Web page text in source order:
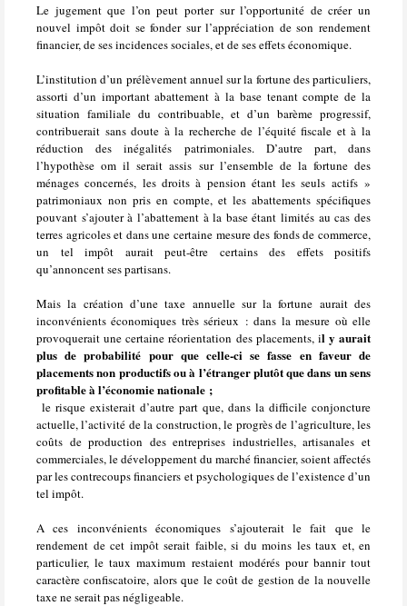
Le jugement que l’on peut porter sur l’opportunité de créer un
nouvel impôt doit se fonder sur l’appréciation de son rendement
financier, de ses incidences sociales, et de ses effets économique.
L’institution d’un prélèvement annuel sur la fortune des particuliers,
assorti d’un important abattement à la base tenant compte de la
situation familiale du contribuable, et d’un barème progressif,
contribuerait sans doute à la recherche de l’équité fiscale et à la
réduction des inégalités patrimoniales. D’autre part, dans
l’hypothèse om il serait assis sur l’ensemble de la fortune des
ménages concernés, les droits à pension étant les seuls actifs »
patrimoniaux non pris en compte, et les abattements spécifiques
pouvant s’ajouter à l’abattement à la base étant limités au cas des
terres agricoles et dans une certaine mesure des fonds de commerce,
un tel impôt aurait peut-être certains des effets positifs
qu’annoncent ses partisans.
Mais la création d’une taxe annuelle sur la fortune aurait des
inconvénients économiques très sérieux : dans la mesure où elle
provoquerait une certaine réorientation des placements, il y aurait
plus de probabilité pour que celle-ci se fasse en faveur de
placements non productifs ou à l’étranger plutôt que dans un sens
profitable à l’économie nationale ;
le risque existerait d’autre part que, dans la difficile conjoncture
actuelle, l’activité de la construction, le progrès de l’agriculture, les
coûts de production des entreprises industrielles, artisanales et
commerciales, le développement du marché financier, soient affectés
par les contrecoups financiers et psychologiques de l’existence d’un
tel impôt.
A ces inconvénients économiques s’ajouterait le fait que le
rendement de cet impôt serait faible, si du moins les taux et, en
particulier, le taux maximum restaient modérés pour bannir tout
caractère confiscatoire, alors que le coût de gestion de la nouvelle
taxe ne serait pas négligeable.